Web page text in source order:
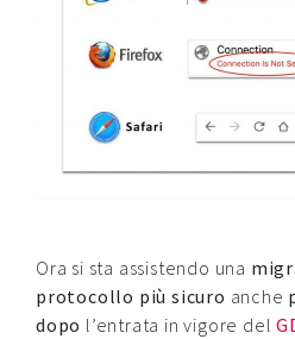
Ora si sta assistendo una
protocollo più sicuro anche
dopo l’entrata in vigore del